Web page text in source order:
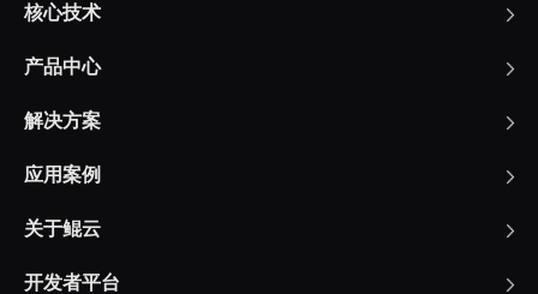
核心技术
产品中心
解决方案
应用案例
关于鲲云
开发者平台